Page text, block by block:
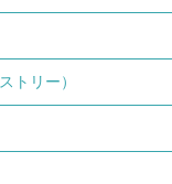
トリー）